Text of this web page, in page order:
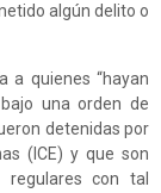
algún delito o
a quienes “hayan
una orden de
detenidas por
(ICE) y que son
con tal